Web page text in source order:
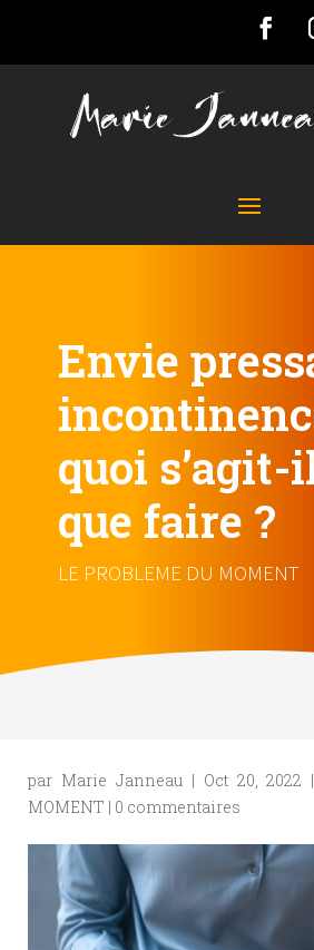
Envie
quoi s’agit-
que faire ?
LE PROBLEME DU MOMENT
par Marie Janneau| Oct 20, 2022 |
MOMENT | 0 commentaires